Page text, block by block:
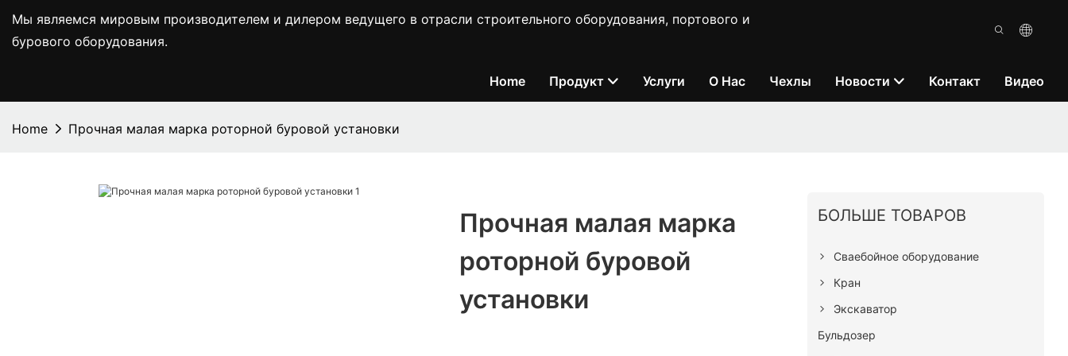
Мы являемся мировым производителем и дилером ведущего в отрасли строительного оборудования, портового и
бурового оборудования.
Home Продукт Услуги О Нас Чехлы Новости Контакт Видео
Home Прочная малая марка роторной буровой установки
Прочная малая марка
роторной буровой
установки
БОЛЬШЕ ТОВАРОВ
Сваебойное оборудование
Кран
Экскаватор
Бульдозер